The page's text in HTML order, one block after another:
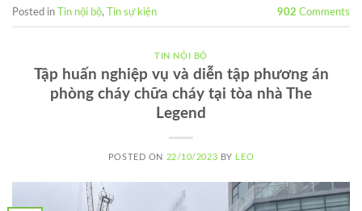
Posted in Tin nội bộ, Tin sự kiện 902 Comments
TIN NỘI BỘ
Tập huấn nghiệp vụ và diễn tập phương án
phòng cháy chữa cháy tại tòa nhà The
Legend
POSTED ON 22/10/2023 BY LEO